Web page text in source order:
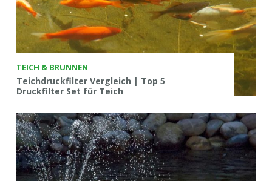
TEICH & BRUNNEN
Teichdruckfilter Vergleich | Top 5
Druckfilter Set für Teich